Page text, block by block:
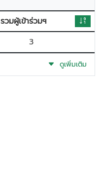
รวมผู้เข้าร่วมฯ
3
ดูเพิ่มเติม